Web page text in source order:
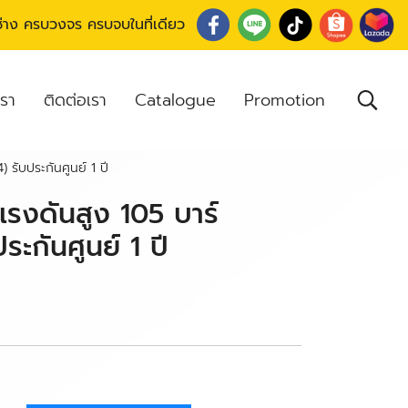
ครบวงจร ครบจบในที่เดียว
า ติดต่อเรา Catalogue Promotion
รับประกันศูนย์ 1 ปี
รงดันสูง 105 บาร์
ะกันศูนย์ 1 ปี